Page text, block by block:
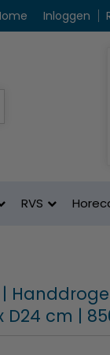
Inloggen
RVS
D24 cm |